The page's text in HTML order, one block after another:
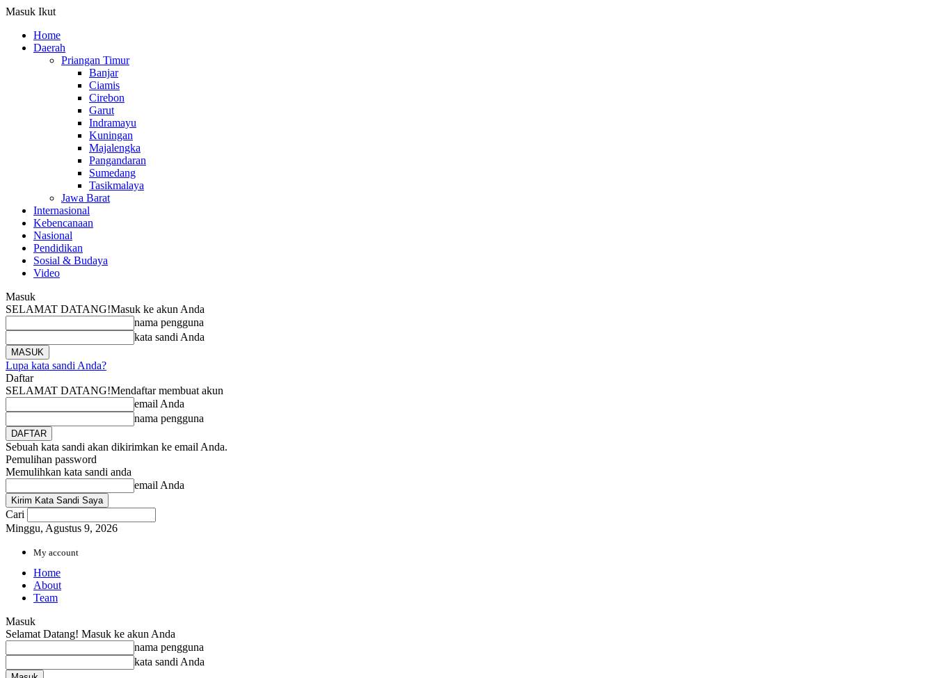
Masuk Ikut
Home
Daerah
Priangan Timur
Banjar
Ciamis
Cirebon
Garut
Indramayu
Kuningan
Majalengka
Pangandaran
Sumedang
Tasikmalaya
Jawa Barat
Internasional
Kebencanaan
Nasional
Pendidikan
Sosial & Budaya
Video
Masuk
SELAMAT DATANG!Masuk ke akun Anda
nama pengguna
kata sandi Anda
Lupa kata sandi Anda?
Daftar
SELAMAT DATANG!Mendaftar membuat akun
email Anda
nama pengguna
Sebuah kata sandi akan dikirimkan ke email Anda.
Pemulihan password
Memulihkan kata sandi anda
email Anda
Cari
Minggu, Agustus 9, 2026
My account
Home
About
Team
Masuk
Selamat Datang! Masuk ke akun Anda
nama pengguna
kata sandi Anda